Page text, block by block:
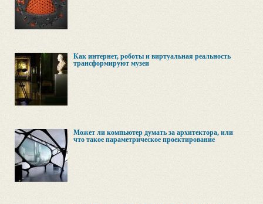
Как интернет, роботы и виртуальная реальность
трансформируют музеи
Может ли компьютер думать за архитектора, или
что такое параметрическое проектирование